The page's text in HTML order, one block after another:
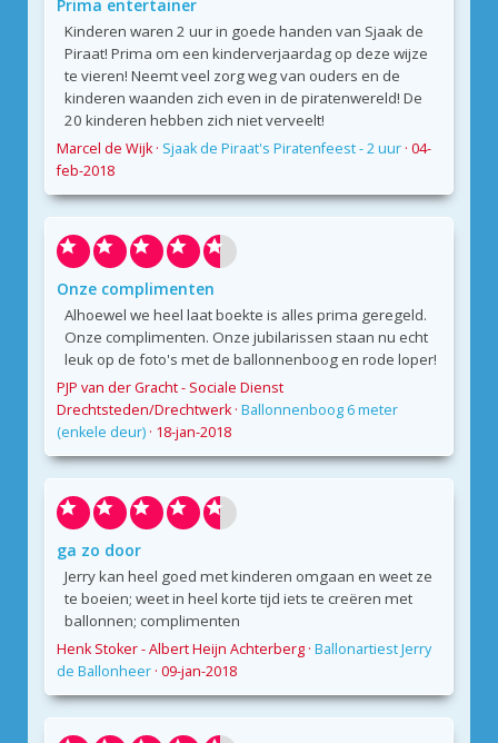
Prima entertainer
Kinderen waren 2 uur in goede handen van Sjaak de
Piraat! Prima om een kinderverjaardag op deze wijze
te vieren! Neemt veel zorg weg van ouders en de
kinderen waanden zich even in de piratenwereld! De
20 kinderen hebben zich niet verveelt!
Marcel de Wijk· Sjaak de Piraat's Piratenfeest - 2 uur · 04-
feb-2018
Onze complimenten
Alhoewel we heel laat boekte is alles prima geregeld.
Onze complimenten. Onze jubilarissen staan nu echt
leuk op de foto's met de ballonnenboog en rode loper!
PJP van der Gracht - Sociale Dienst
Drechtsteden/Drechtwerk · Ballonnenboog 6 meter
(enkele deur) · 18-jan-2018
ga zo door
Jerry kan heel goed met kinderen omgaan en weet ze
te boeien; weet in heel korte tijd iets te creëren met
ballonnen; complimenten
Henk Stoker - Albert Heijn Achterberg · Ballonartiest Jerry
de Ballonheer · 09-jan-2018